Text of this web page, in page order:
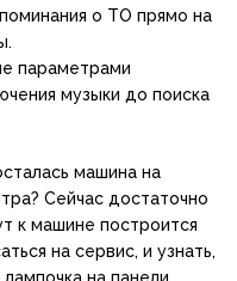
о ТО прямо на
параметрами
музыки до поиска
машина на
Сейчас достаточно
к машине построится
на сервис, и узнать,